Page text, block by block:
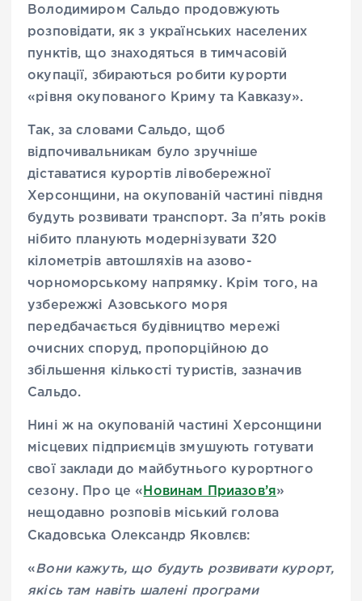
Володимиром Сальдо продовжують
розповідати, як з українських населених
пунктів, що знаходяться в тимчасовій
окупації, збираються робити курорти
«рівня окупованого Криму та Кавказу».
Так, за словами Сальдо, щоб
відпочивальникам було зручніше
діставатися курортів лівобережної
Херсонщини, на окупованій частині півдня
будуть розвивати транспорт. За п’ять років
нібито планують модернізувати 320
кілометрів автошляхів на азово-
чорноморському напрямку. Крім того, на
узбережжі Азовського моря
передбачається будівництво мережі
очисних споруд, пропорційною до
збільшення кількості туристів, зазначив
Сальдо.
Нині ж на окупованій частині Херсонщини
місцевих підприємців змушують готувати
свої заклади до майбутнього курортного
сезону. Про це « Новинам Приазов’я»
нещодавно розповів міський голова
Скадовська Олександр Яковлєв:
«Вони кажуть, що будуть розвивати курорт,
якісь там навіть шалені програми